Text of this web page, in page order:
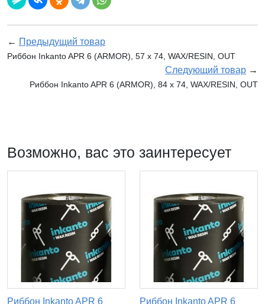
← Предыдущий товар
Риббон Inkanto APR 6 (ARMOR), 57 х 74, WAX/RESIN, OUT
Следующий товар →
Риббон Inkanto APR 6 (ARMOR), 84 х 74, WAX/RESIN, OUT
Возможно, вас это заинтересует
Риббон Inkanto APR 6 Риббон Inkanto APR 6